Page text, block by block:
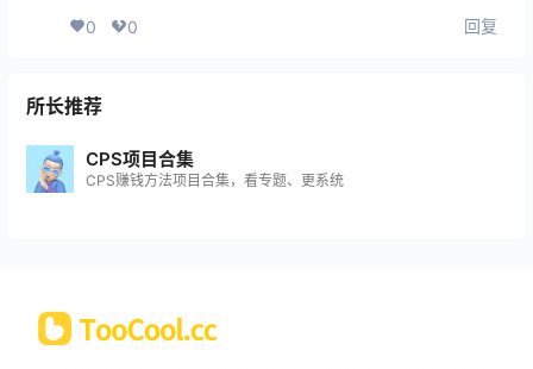
0 0 回复
所长推荐
CPS项目合集
CPS赚钱方法项目合集，看专题、更系统